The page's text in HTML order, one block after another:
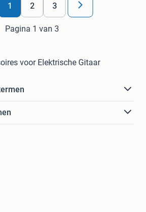
1 2 3
Pagina 1 van 3
voor Elektrische Gitaar